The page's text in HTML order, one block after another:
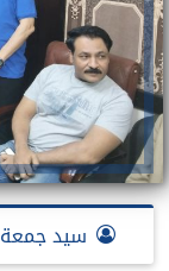
سيد جمعة